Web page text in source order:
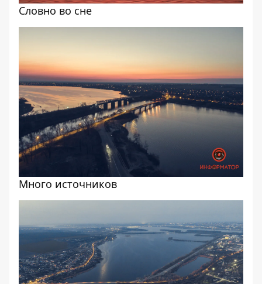
Словно во сне
Много источников